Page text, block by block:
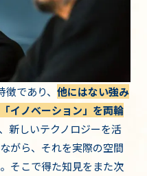
であり、 他にはない強み
イノベーション」を両輪
新しいテクノロジーを活
がら、それを実際の空間
そこで得た知見をまた次